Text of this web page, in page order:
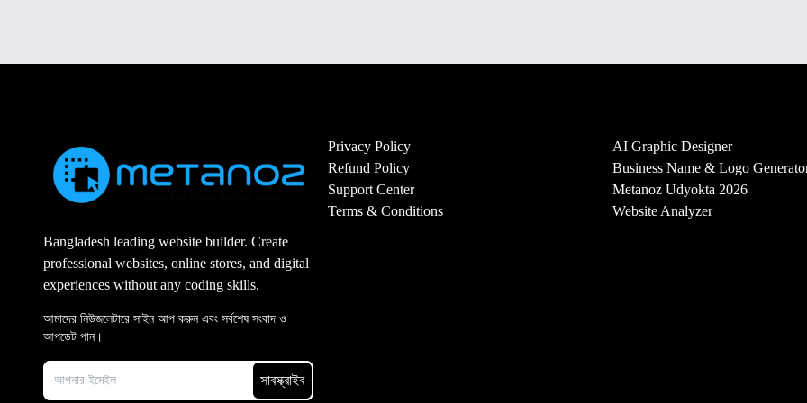
Bangladesh leading website builder. Create
professional websites, online stores, and digital
experiences without any coding skills.
Privacy Policy
Refund Policy
Support Center
Terms & Conditions
AI Graphic Designer
Business Name & Logo
Metanoz Udyokta 2026
Website Analyzer
আমাদের নিউজলেটারে সাইন আপ করুন এবং সর্বশেষ সংবাদ ও
আপডেট পান।